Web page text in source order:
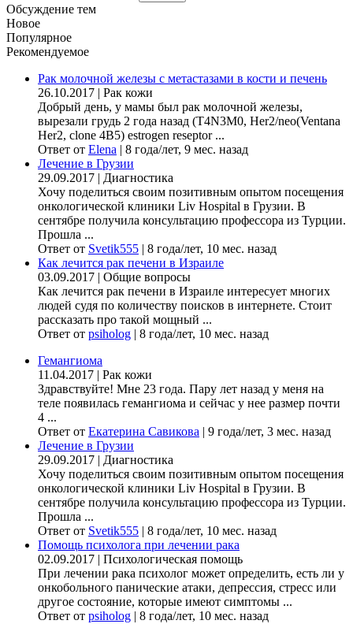
Обсуждение тем
Новое
Популярное
Рекомендуемое
Рак молочной железы с метастазами в кости и печень
26.10.2017 | Рак кожи
Добрый день, у мамы был рак молочной железы,
вырезали грудь 2 года назад (Т4N3M0, Her2/neo(Ventana
Her2, clone 4B5) estrogen reseptor ...
Ответ от Elena | 8 года/лет, 9 мес. назад
Лечение в Грузии
29.09.2017 | Диагностика
Хочу поделиться своим позитивным опытом посещения
онкологической клиники Liv Hospital в Грузии. В
сентябре получила консультацию профессора из Турции.
Прошла ...
Ответ от Svetik555 | 8 года/лет, 10 мес. назад
Как лечится рак печени в Израиле
03.09.2017 | Общие вопросы
Как лечится рак печени в Израиле интересует многих
людей судя по количеству поисков в интернете. Стоит
рассказать про такой мощный ...
Ответ от psiholog | 8 года/лет, 10 мес. назад
Гемангиома
11.04.2017 | Рак кожи
Здравствуйте! Мне 23 года. Пару лет назад у меня на
теле появилась гемангиома и сейчас у нее размер почти
4 ...
Ответ от Екатерина Савикова | 9 года/лет, 3 мес. назад
Лечение в Грузии
29.09.2017 | Диагностика
Хочу поделиться своим позитивным опытом посещения
онкологической клиники Liv Hospital в Грузии. В
сентябре получила консультацию профессора из Турции.
Прошла ...
Ответ от Svetik555 | 8 года/лет, 10 мес. назад
Помощь психолога при лечении рака
02.09.2017 | Психологическая помощь
При лечении рака психолог может определить, есть ли у
онкобольного панические атаки, депрессия, стресс или
другое состояние, которые имеют симптомы ...
Ответ от psiholog | 8 года/лет, 10 мес. назад